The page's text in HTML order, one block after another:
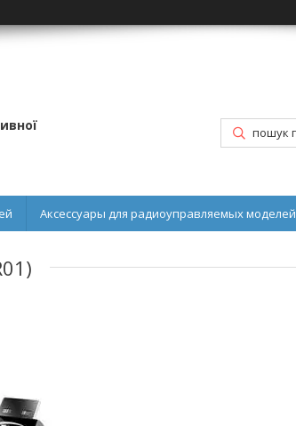
Аксессуары для радиоуправляемых моделей